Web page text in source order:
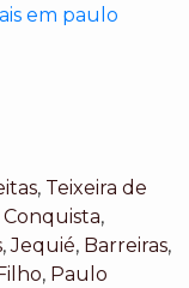
em paulo
, Teixeira de
,
,Jequié, Barreiras,
, Paulo